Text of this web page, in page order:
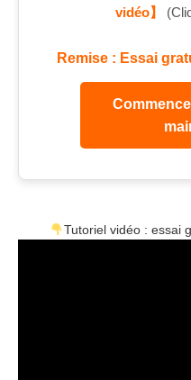
vidéo】
Remise : Essai
Tutoriel vidéo : essai